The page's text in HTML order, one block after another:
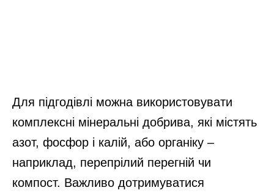
Для підгодівлі можна використовувати
комплексні мінеральні добрива, які містять
азот, фосфор і калій, або органіку –
наприклад, перепрілий перегній чи
компост. Важливо дотримуватися